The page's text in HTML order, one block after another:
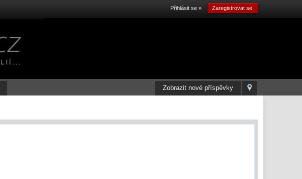
Přihlásit se » Zaregistrovat se!
Zobrazit nové příspěvky